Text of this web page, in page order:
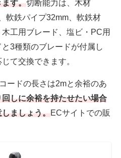
ます。切断能力は、木材
軟鉄パイプ32mm、軟鉄材
工用ブレード、塩ビ・PC用
3種類のブレードが付属し
て交換できます。
ードの長さは2mと余裕のあ
しに余裕を持たせたい場合
ましょう。ECサイトでの販